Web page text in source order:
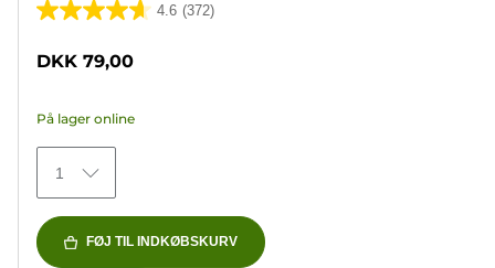
4.6 (372)
4.6
stjerner.
372
anmeldelser
DKK 79,00
På lager online
1
FØJ TIL INDKØBSKURV